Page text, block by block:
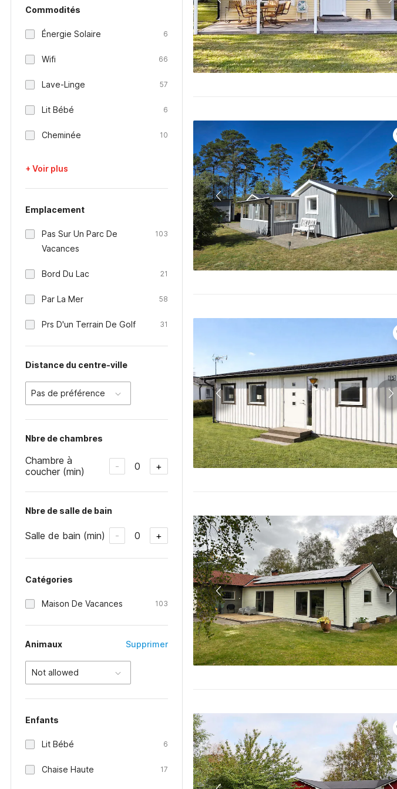
Commodités
Énergie Solaire 6
Wifi 66
Lave-Linge 57
Lit Bébé 6
Cheminée 10
+ Voir plus
Emplacement
Pas Sur Un Parc De
Vacances
103
Bord Du Lac 21
Par La Mer 58
Prs D'un Terrain De Golf 31
Distance du centre-ville
Pas de préférence
Nbre de chambres
Chambre à
coucher (min)
- 0 +
Nbre de salle de bain
Salle de bain (min) - 0 +
Catégories
Maison De Vacances 103
Animaux Supprimer
Not allowed
Enfants
Lit Bébé 6
Chaise Haute 17